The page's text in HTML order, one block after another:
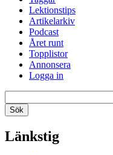
Lektionstips
Artikelarkiv
Podcast
Året runt
Topplistor
Annonsera
Logga in
Länkstig